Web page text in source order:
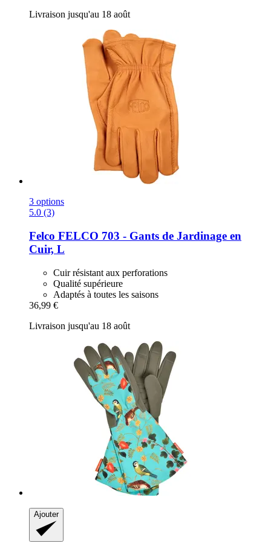
Livraison jusqu'au 18 août
3 options
5.0 (3)
Felco FELCO 703 -​ Gants de Jardinage en
Cuir, L
Cuir résistant aux perforations
Qualité supérieure
Adaptés à toutes les saisons
36,99 €
Livraison jusqu'au 18 août
Ajouter